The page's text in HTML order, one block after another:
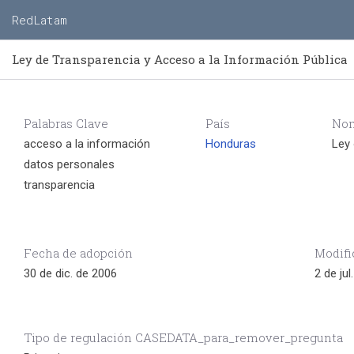
RedLatam
Ley de Transparencia y Acceso a la Información Pública
Palabras Clave
acceso a la información
datos personales
transparencia
País
Honduras Ley
Fecha de adopción
30 de dic. de 2006 2 de
Tipo de regulación CASEDATA_para_remover_pregunta